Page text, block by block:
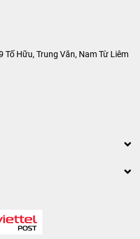
Tố Hữu, Trung Văn, Nam Từ Liêm